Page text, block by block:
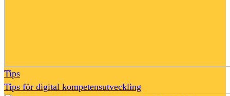
Tips
Tips för digital kompetensutveckling